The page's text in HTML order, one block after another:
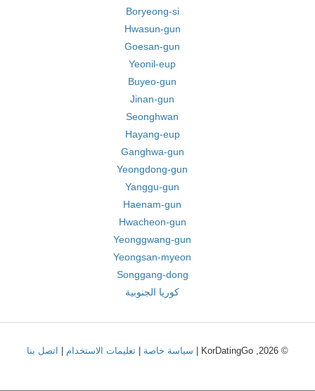
Boryeong-si
Hwasun-gun
Goesan-gun
Yeonil-eup
Buyeo-gun
Jinan-gun
Seonghwan
Hayang-eup
Ganghwa-gun
Yeongdong-gun
Yanggu-gun
Haenam-gun
Hwacheon-gun
Yeonggwang-gun
Yeongsan-myeon
Songgang-dong
كوريا الجنوبية
© 2026, KorDatingGo | سياسة خاصة تعليمات الاستخدام اتصل بنا